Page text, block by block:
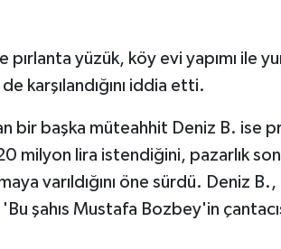
yüzük, köy evi yapımı ile
karşılandığını iddia etti.
bir başka müteahhit Deniz B. ise
milyon lira istendiğini, pazarlık
varıldığını öne sürdü. Deniz
şahıs Mustafa Bozbey'in